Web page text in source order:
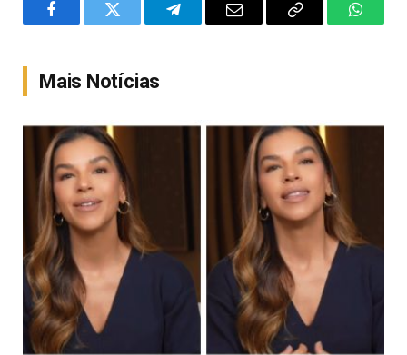
FacebookTwitter TelegramEmail
Copy
Mais Notícias